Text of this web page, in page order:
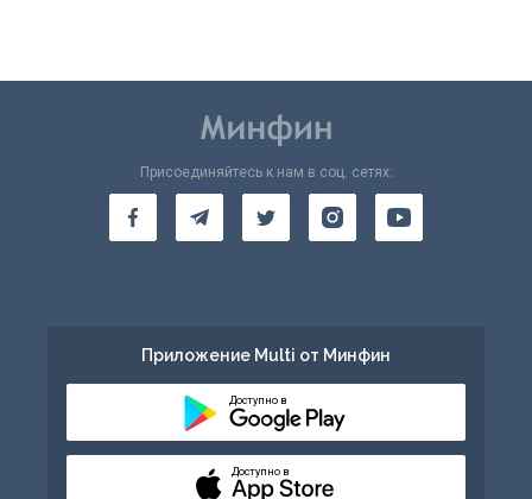
Присоединяйтесь к нам в соц. сетях:
Приложение Multi от Минфин
Доступно в
Доступно в